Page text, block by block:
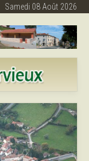
Samedi 08 Août 2026